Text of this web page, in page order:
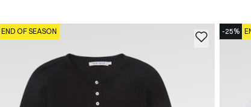
END OF SEASON -25%